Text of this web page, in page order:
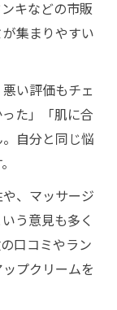
キなどの市販
集まりやすい
い評価もチェ
た」「肌に合
自分と同じ悩
、マッサージ
う意見も多く
口コミやラン
プクリームを